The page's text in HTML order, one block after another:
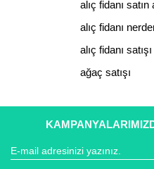
Ürün resmi kalitesiz, bozuk
Ürün açıklamasında eksik
Ürün bilgilerinde hatalar
alıç fidanı satın
alıç fidanı
alıç fidanı satışı
ağaç satışı